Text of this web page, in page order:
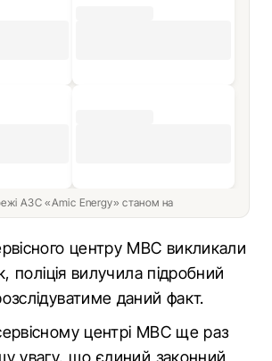
АЗС «Amic Energy» станом на
центру МВС викликали
поліція вилучила підробний
даний факт.
центрі МВС ще раз
увагу, що єдиний законний